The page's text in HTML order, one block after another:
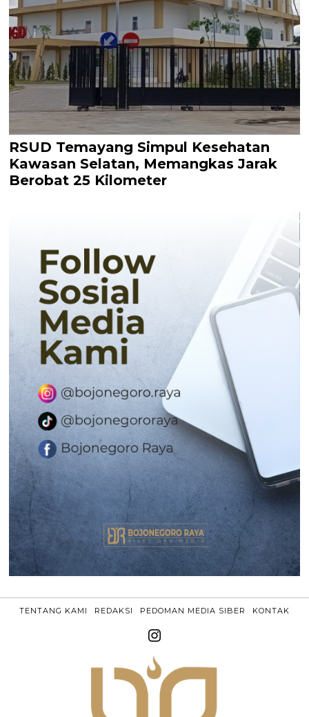
RSUD Temayang Simpul Kesehatan
Kawasan Selatan, Memangkas Jarak
Berobat 25 Kilometer
TENTANG KAMI REDAKSI PEDOMAN MEDIA SIBER KONTAK